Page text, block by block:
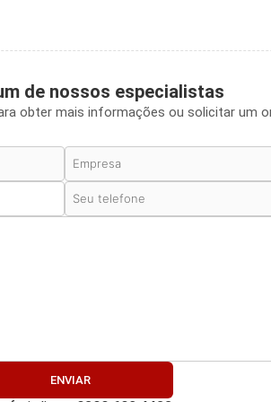
de nossos especialistas
obter mais informações ou solicitar um
ENVIAR